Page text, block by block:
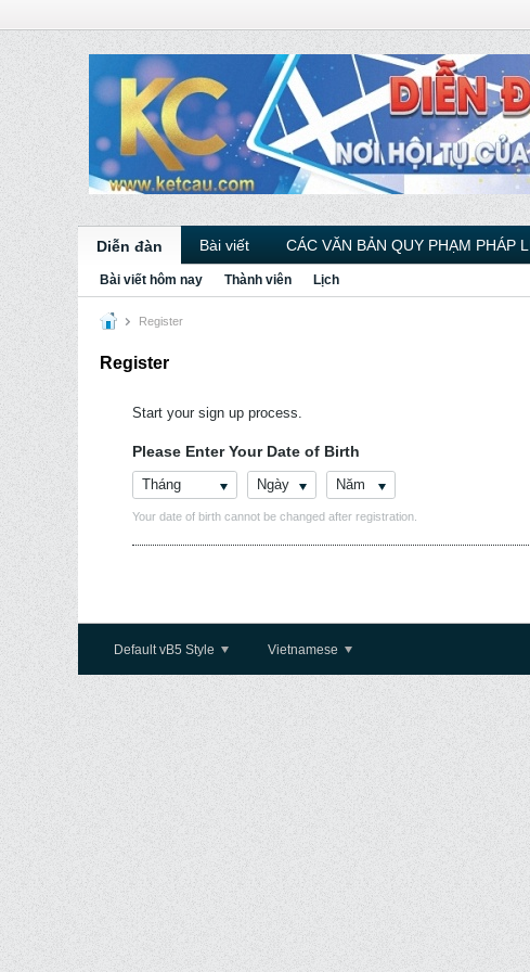
Diễn đàn Bài viết CÁC VĂN BẢN QUY PHẠM PHÁP
Bài viết hôm nay Thành viên Lịch
Register
Register
Start your sign up process.
Please Enter Your Date of Birth
Tháng Ngày Năm
Your date of birth cannot be changed after registration.
Default vB5 Style Vietnamese